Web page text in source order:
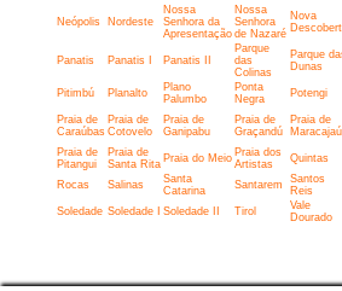
Neópolis Nordeste
Nossa
Senhora da
Apresentação
Nossa
Senhora
de Nazaré
Nova
Panatis Panatis I Panatis II
Parque
das
Colinas
Parque
Dunas
Pitimbú Planalto
Plano
Palumbo
Ponta
Negra
Potengi
Praia de
Caraúbas
Praia de
Cotovelo
Praia de
Ganipabu
Praia de
Graçandú
Praia de
Maracajaú
Praia de
Pitangui
Praia de
Santa Rita Praia do Meio Praia dos
Artistas
Quintas
Rocas Salinas
Santa
Catarina
Santarem
Santos
Reis
Soledade Soledade I Soledade II Tirol
Vale
Dourado